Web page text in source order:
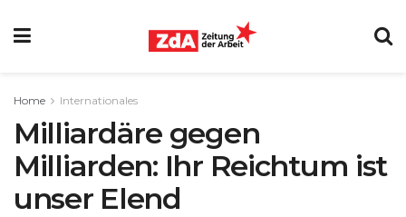
Home Internationales
Milliardäre gegen
Milliarden: Ihr Reichtum ist
unser Elend